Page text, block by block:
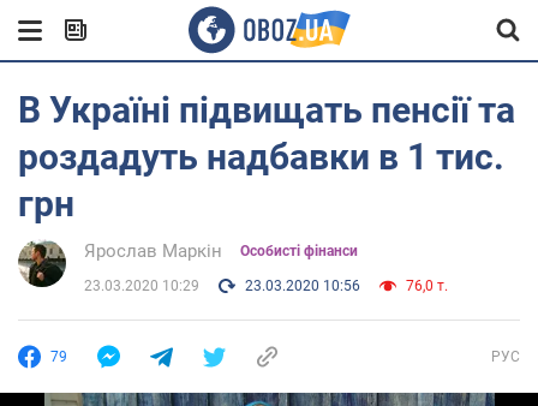
В Україні підвищать пенсії та
роздадуть надбавки в 1 тис.
грн
Ярослав Маркін Особисті фінанси
23.03.2020 10:29 23.03.2020 10:56 76,0 т.
79 РУС